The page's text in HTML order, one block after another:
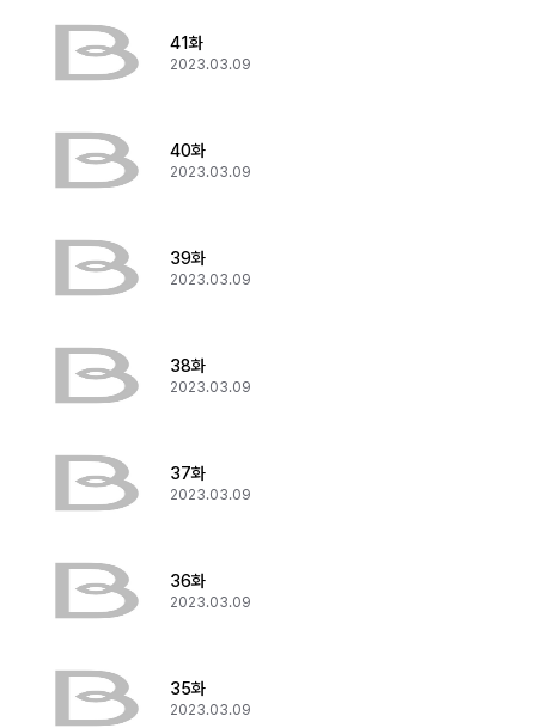
41화
2023.03.09
40화
2023.03.09
39화
2023.03.09
38화
2023.03.09
37화
2023.03.09
36화
2023.03.09
35화
2023.03.09